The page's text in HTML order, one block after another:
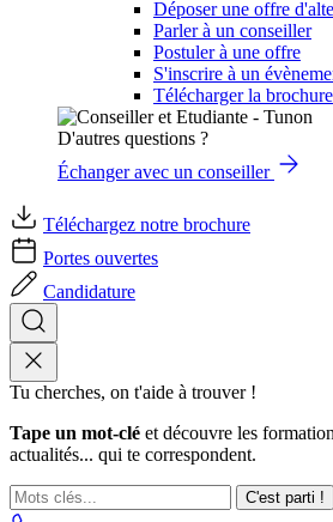
Déposer une offre
Parler à un conseiller
Postuler à une offre
S'inscrire à un
Télécharger la brochure
D'autres questions ?
Échanger avec un conseiller
Téléchargez notre brochure
Portes ouvertes
Candidature
Tu cherches, on t'aide à trouver !
Tape un mot-clé et découvre les
actualités... qui te correspondent.
C'est parti !